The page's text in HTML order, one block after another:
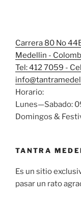
Carrera 80 No
Medellin -
Tel: 412 7059 -
Horario:
Lunes—Sabado:
Domingos &
TANTRA
Es un sitio
pasar un rato